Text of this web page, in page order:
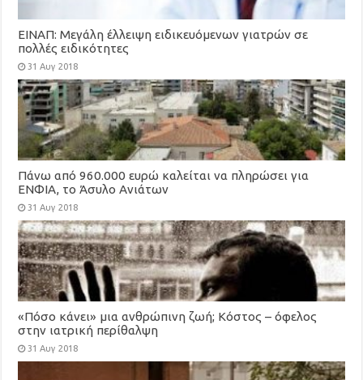
ΕΙΝΑΠ: Μεγάλη έλλειψη ειδικευόμενων γιατρών σε
πολλές ειδικότητες
31 Αυγ 2018
Πάνω από 960.000 ευρώ καλείται να πληρώσει για
ΕΝΦΙΑ, το Άσυλο Ανιάτων
31 Αυγ 2018
«Πόσο κάνει» μια ανθρώπινη ζωή; Κόστος – όφελος
στην ιατρική περίθαλψη
31 Αυγ 2018